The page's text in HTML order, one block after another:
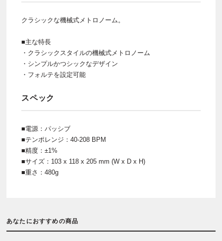
クラシックな機械式メトロノーム。
■主な特長
・クラシックスタイルの機械式メトロノーム
・シンプルかつシックなデザイン
・フォルテを設定可能
スペック
■電源：パッシブ
■テンポレンジ：40-208 BPM
■精度：±1%
■サイズ：103 x 118 x 205 mm (W x D x H)
■重さ：480g
あなたにおすすめの商品